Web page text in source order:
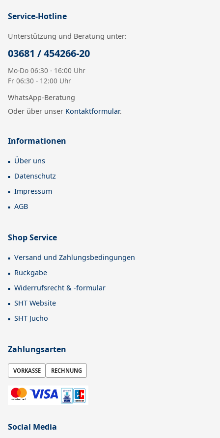
Service-Hotline
Unterstützung und Beratung unter:
03681 / 454266-20
Mo-Do 06:30 - 16:00 Uhr
Fr 06:30 - 12:00 Uhr
WhatsApp-Beratung
Oder über unser Kontaktformular.
Informationen
Über uns
Datenschutz
Impressum
AGB
Shop Service
Versand und Zahlungsbedingungen
Rückgabe
Widerrufsrecht & -formular
SHT Website
SHT Jucho
Zahlungsarten
VORKASSE RECHNUNG
Social Media